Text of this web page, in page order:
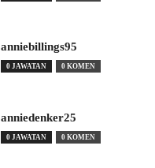
anniebillings95
0 JAWATAN 0 KOMEN
anniedenker25
0 JAWATAN 0 KOMEN